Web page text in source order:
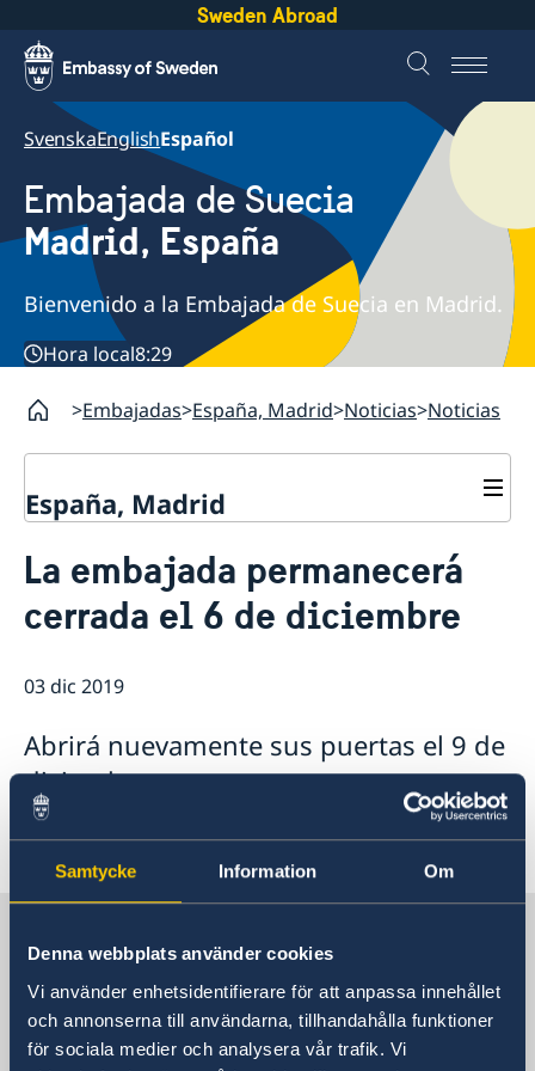
Samtycke Information Om
Denna webbplats använder cookies
Vi använder enhetsidentifierare för att anpassa innehållet
och annonserna till användarna, tillhandahålla funktioner
för sociala medier och analysera vår trafik. Vi
Sweden Abroad
SvenskaEnglishEspañol
Embajada de Suecia
Madrid, España
Bienvenido a la Embajada de Suecia en Madrid.
Hora local8:29
Embajadas España, Madrid Noticias Noticias
España, Madrid
Sobre nosotros
Personal en la embajada
Reglamento General de Protección de Datos (RGPD)
Noticias
Prioridades en la promoción cultural y comercial
La embajada permanecerá
cerrada el 6 de diciembre
03 dic 2019
Abrirá nuevamente sus puertas el 9 de
diciembre.
Embajada
Visiting address